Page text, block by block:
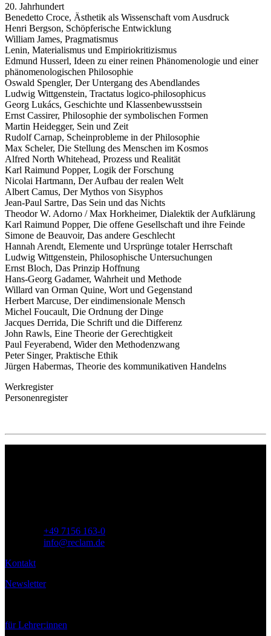
20. Jahrhundert
Benedetto Croce, Ästhetik als Wissenschaft vom Ausdruck
Henri Bergson, Schöpferische Entwicklung
William James, Pragmatismus
Lenin, Materialismus und Empiriokritizismus
Edmund Husserl, Ideen zu einer reinen Phänomenologie und einer
phänomenologischen Philosophie
Oswald Spengler, Der Untergang des Abendlandes
Ludwig Wittgenstein, Tractatus logico-philosophicus
Georg Lukács, Geschichte und Klassenbewusstsein
Ernst Cassirer, Philosophie der symbolischen Formen
Martin Heidegger, Sein und Zeit
Rudolf Carnap, Scheinprobleme in der Philosophie
Max Scheler, Die Stellung des Menschen im Kosmos
Alfred North Whitehead, Prozess und Realität
Karl Raimund Popper, Logik der Forschung
Nicolai Hartmann, Der Aufbau der realen Welt
Albert Camus, Der Mythos von Sisyphos
Jean-Paul Sartre, Das Sein und das Nichts
Theodor W. Adorno / Max Horkheimer, Dialektik der Aufklärung
Karl Raimund Popper, Die offene Gesellschaft und ihre Feinde
Simone de Beauvoir, Das andere Geschlecht
Hannah Arendt, Elemente und Ursprünge totaler Herrschaft
Ludwig Wittgenstein, Philosophische Untersuchungen
Ernst Bloch, Das Prinzip Hoffnung
Hans-Georg Gadamer, Wahrheit und Methode
Willard van Orman Quine, Wort und Gegenstand
Herbert Marcuse, Der eindimensionale Mensch
Michel Foucault, Die Ordnung der Dinge
Jacques Derrida, Die Schrift und die Differenz
John Rawls, Eine Theorie der Gerechtigkeit
Paul Feyerabend, Wider den Methodenzwang
Peter Singer, Praktische Ethik
Jürgen Habermas, Theorie des kommunikativen Handelns
Werkregister
Personenregister
+49 7156 163-0
info@reclam.de
Kontakt
Newsletter
für Lehrer:innen